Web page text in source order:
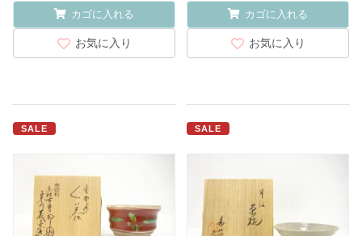
カゴに入れる
お気に入り
カゴに入れる
お気に入り
SALE SALE